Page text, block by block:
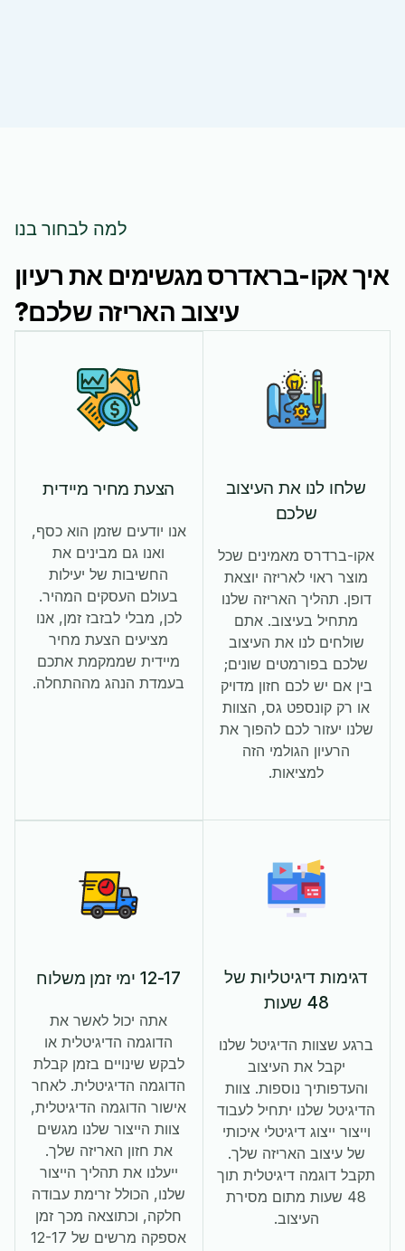
למה לבחור בנו
איך אקו-בראדרס מגשימים את רעיון
עיצוב האריזה שלכם?
שלחו לנו את העיצוב
שלכם
אקו-ברדרס מאמינים שכל
מוצר ראוי לאריזה יוצאת
דופן. תהליך האריזה שלנו
מתחיל בעיצוב. אתם
שולחים לנו את העיצוב
שלכם בפורמטים שונים;
בין אם יש לכם חזון מדויק
או רק קונספט גס, הצוות
שלנו יעזור לכם להפוך את
הרעיון הגולמי הזה
למציאות.
הצעת מחיר מיידית
אנו יודעים שזמן הוא כסף,
ואנו גם מבינים את
החשיבות של יעילות
בעולם העסקים המהיר.
לכן, מבלי לבזבז זמן, אנו
מציעים הצעת מחיר
מיידית שממקמת אתכם
בעמדת הנהג מההתחלה.
דגימות דיגיטליות של
48 שעות
ברגע שצוות הדיגיטל שלנו
יקבל את העיצוב
והעדפותיך נוספות. צוות
הדיגיטל שלנו יתחיל לעבוד
וייצור ייצוג דיגיטלי איכותי
של עיצוב האריזה שלך.
תקבל דוגמה דיגיטלית תוך
48 שעות מתום מסירת
העיצוב.
12-17 ימי זמן משלוח
אתה יכול לאשר את
הדוגמה הדיגיטלית או
לבקש שינויים בזמן קבלת
הדוגמה הדיגיטלית. לאחר
אישור הדוגמה הדיגיטלית,
צוות הייצור שלנו מגשים
את חזון האריזה שלך.
ייעלנו את תהליך הייצור
שלנו, הכולל זרימת עבודה
חלקה, וכתוצאה מכך זמן
אספקה ​​מרשים של 12-17